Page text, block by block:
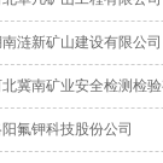
涟新矿山建设有限公司
冀南矿业安全检测检
氟钾科技股份公司